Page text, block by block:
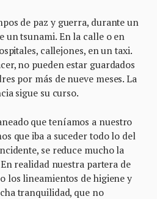
de paz y guerra, durante un
un tsunami. En la calle o en
callejones, en un taxi.
no pueden estar guardados
por más de nueve meses. La
sigue su curso.
que teníamos a nuestro
que iba a suceder todo lo del
se reduce mucho la
realidad nuestra partera de
los lineamientos de higiene y
tranquilidad, que no